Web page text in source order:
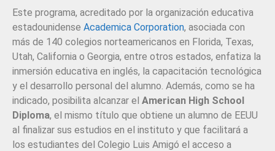
Este programa, acreditado por la organización educativa
estadounidense Academica Corporation, asociada con
más de 140 colegios norteamericanos en Florida, Texas,
Utah, California o Georgia, entre otros estados, enfatiza la
inmersión educativa en inglés, la capacitación tecnológica
y el desarrollo personal del alumno. Además, como se ha
indicado, posibilita alcanzar el American High School
Diploma, el mismo título que obtiene un alumno de EEUU
al finalizar sus estudios en el instituto y que facilitará a
los estudiantes del Colegio Luis Amigó el acceso a